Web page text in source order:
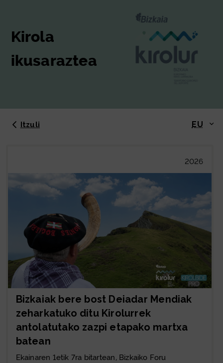
Kirola
ikusaraztea
Itzuli EU
Bizkaiak bere bost Deiadar Mendiak
zeharkatuko ditu Kirolurrek
antolatutako zazpi etapako martxa
batean
Ekainaren 1etik 7ra bitartean, Bizkaiko Foru
2026